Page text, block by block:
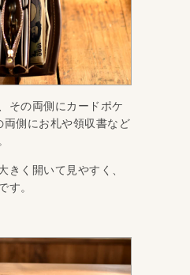
その両側にカードポケ
両側にお札や領収書など
きく開いて見やすく、
す。